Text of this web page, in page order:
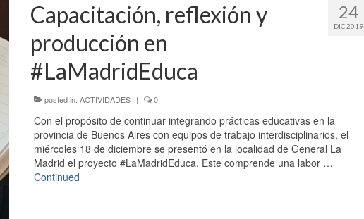
24
DIC 2019
Capacitación, reflexión y
producción en
#LaMadridEduca
posted in: ACTIVIDADES | 0
Con el propósito de continuar integrando prácticas educativas en la
provincia de Buenos Aires con equipos de trabajo interdisciplinarios, el
miércoles 18 de diciembre se presentó en la localidad de General La
Madrid el proyecto #LaMadridEduca. Este comprende una labor …
Continued